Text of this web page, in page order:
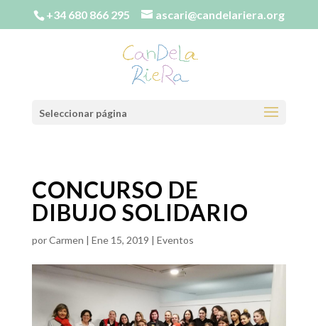
+34 680 866 295 ascari@candelariera.org
Seleccionar página
CONCURSO DE
DIBUJO SOLIDARIO
porCarmen | Ene 15, 2019 | Eventos